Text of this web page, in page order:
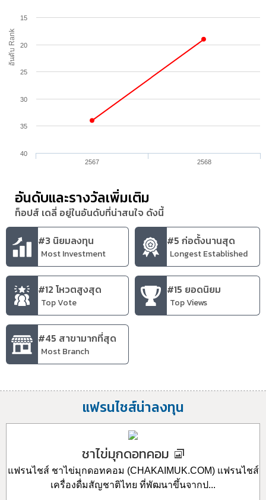
อันดับ Rank
2567 2568
15
20
25
30
35
40
อันดับและรางวัลเพิ่มเติม
ท็อปส์ เดลี่ อยู่ในอันดับที่น่าสนใจ ดังนี้
#3 นิยมลงทุน
Most Investment
#5 ก่อตั้งนานสุด
Longest Established
#12 โหวตสูงสุด
Top Vote
#15 ยอดนิยม
Top Views
#45 สาขามากที่สุด
Most Branch
แฟรนไชส์น่าลงทุน
ชาไข่มุกดอทคอม
แฟรนไชส์ ชาไข่มุกดอทคอม (CHAKAIMUK.COM) แฟรนไชส์
เครื่องดื่มสัญชาติไทย ที่พัฒนาขึ้นจากป...